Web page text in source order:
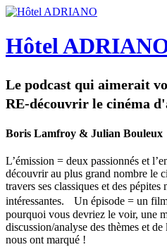
Hôtel
Le podcast qui aimerait
RE-découvrir le cinéma
Boris Lamfroy & Julian Bouleux
L’émission = deux passionnés et
découvrir au plus grand nombre le
travers ses classiques et des
intéressantes. Un épisode = un
pourquoi vous devriez le voir, une
discussion/analyse des thèmes et
nous ont marqué !